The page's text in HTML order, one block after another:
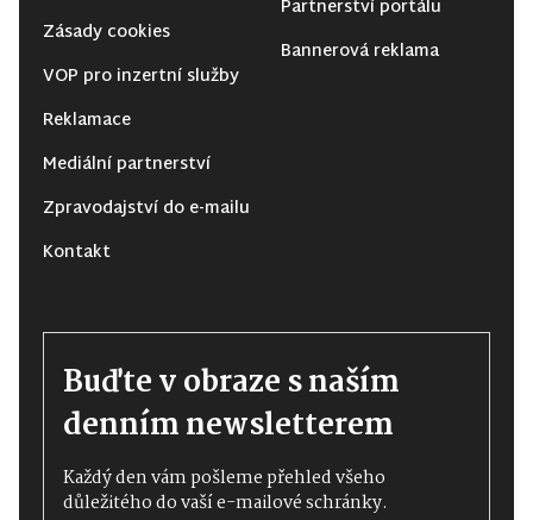
Zásady cookies
VOP pro inzertní služby
Reklamace
Mediální partnerství
Zpravodajství do e-mailu
Kontakt
Partnerství portálu
Bannerová reklama
Buďte v obraze s naším
denním newsletterem
Každý den vám pošleme přehled všeho
důležitého do vaší e-mailové schránky.